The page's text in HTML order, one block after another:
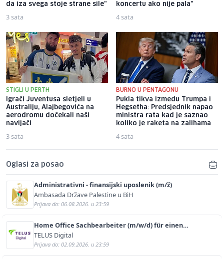
da iza svega stoje strane sile"
3 sata
koncertu ako nije pala"
4 sata
STIGLI U PERTH
Igrači Juventusa sletjeli u
Australiju, Alajbegovića na
aerodromu dočekali naši
navijači
3 sata
BURNO U PENTAGONU
Pukla tikva između Trumpa i
Hegsetha: Predsjednik napao
ministra rata kad je saznao
koliko je raketa na zalihama
4 sata
Oglasi za posao
Administrativni - finansijski uposlenik (m/ž)
Ambasada Države Palestine u BiH
Prijava do: 06.08.2026. u 23:59
Home Office Sachbearbeiter (m/w/d) für einen
bekannten deutschen Energieversorger
TELUS Digital
Prijava do: 02.09.2026. u 23:59